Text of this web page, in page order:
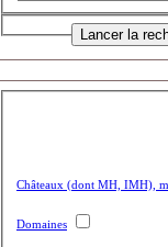
Châteaux (dont MH, IMH),
Domaines